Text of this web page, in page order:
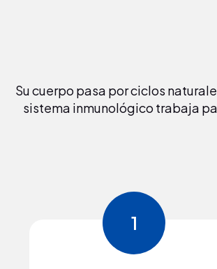
Su cuerpo pasa por ciclos
sistema inmunológico trabaja
1